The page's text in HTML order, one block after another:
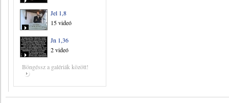
Jel 1,8
15 videó
Jn 1,36
2 videó
Böngéssz a galériák között!